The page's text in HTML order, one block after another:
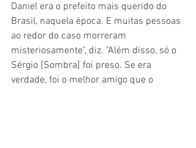
Daniel era o prefeito mais querido do
Brasil, naquela época. E muitas pessoas
ao redor do caso morreram
misteriosamente", diz. "Além disso, só o
Sérgio [Sombra] foi preso. Se era
verdade, foi o melhor amigo que o